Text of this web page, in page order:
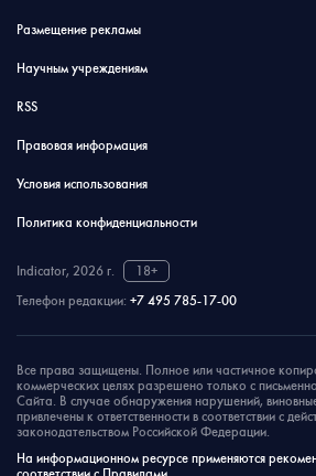
Размещение рекламы
Научным учреждениям
RSS
Правовая информация
Условия использования
Политика конфиденциальности
Indicator, 2026 г.
18+
Телефон редакции: +7 495 785-17-00
Все права защищены. Полное или частичное
коммерческих целях разрешено только с
Сайта. В случае обнаружения нарушений,
привлечены к ответственности в соответствии с
законодательством Российской Федерации.
На информационном ресурсе применяются